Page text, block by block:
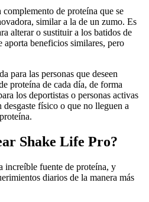
complemento de proteína que se
similar a la de un zumo. Es
alterar o sustituir a los batidos de
aporta beneficios similares, pero
para las personas que deseen
proteína de cada día, de forma
los deportistas o personas activas
físico o que no lleguen a
Shake Life Pro?
increíble fuente de proteína, y
diarios de la manera más